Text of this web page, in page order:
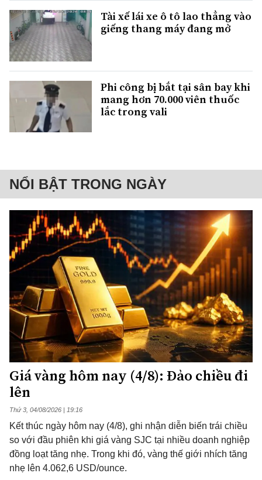
Tài xế lái xe ô tô lao thẳng vào
giếng thang máy đang mở
Phi công bị bắt tại sân bay khi
mang hơn 70.000 viên thuốc
lắc trong vali
NỔI BẬT TRONG NGÀY
Giá vàng hôm nay (4/8): Đảo chiều đi
lên
Thứ 3, 04/08/2026 | 19:16
Kết thúc ngày hôm nay (4/8), ghi nhận diễn biến trái chiều
so với đầu phiên khi giá vàng SJC tại nhiều doanh nghiệp
đồng loạt tăng nhẹ. Trong khi đó, vàng thế giới nhích tăng
nhẹ lên 4.062,6 USD/ounce.